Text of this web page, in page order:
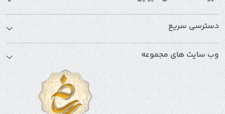
دسترسی سریع
وب سایت های مجموعه